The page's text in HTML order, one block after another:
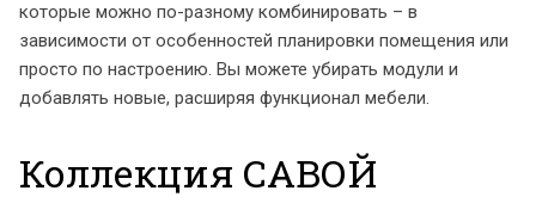
которые можно по-разному комбинировать – в
зависимости от особенностей планировки помещения или
просто по настроению. Вы можете убирать модули и
добавлять новые, расширяя функционал мебели.
Коллекция САВОЙ